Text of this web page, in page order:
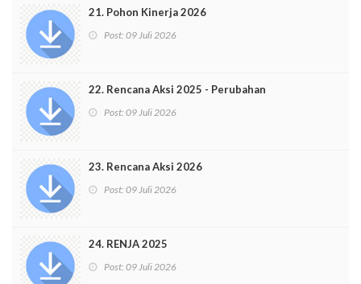
21. Pohon Kinerja 2026
Post:09 Juli 2026
22. Rencana Aksi 2025 - Perubahan
Post:09 Juli 2026
23. Rencana Aksi 2026
Post:09 Juli 2026
24. RENJA 2025
Post:09 Juli 2026